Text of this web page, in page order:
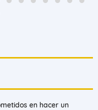
en hacer un